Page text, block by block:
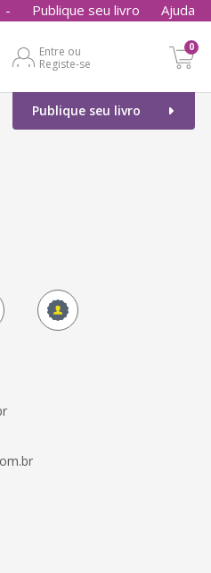
- Publique seu livro Ajuda
Entre ou
Registe-se
0
Publique seu livro